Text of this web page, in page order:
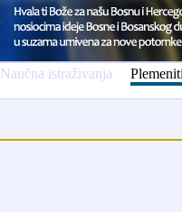
Naučna istraživanja